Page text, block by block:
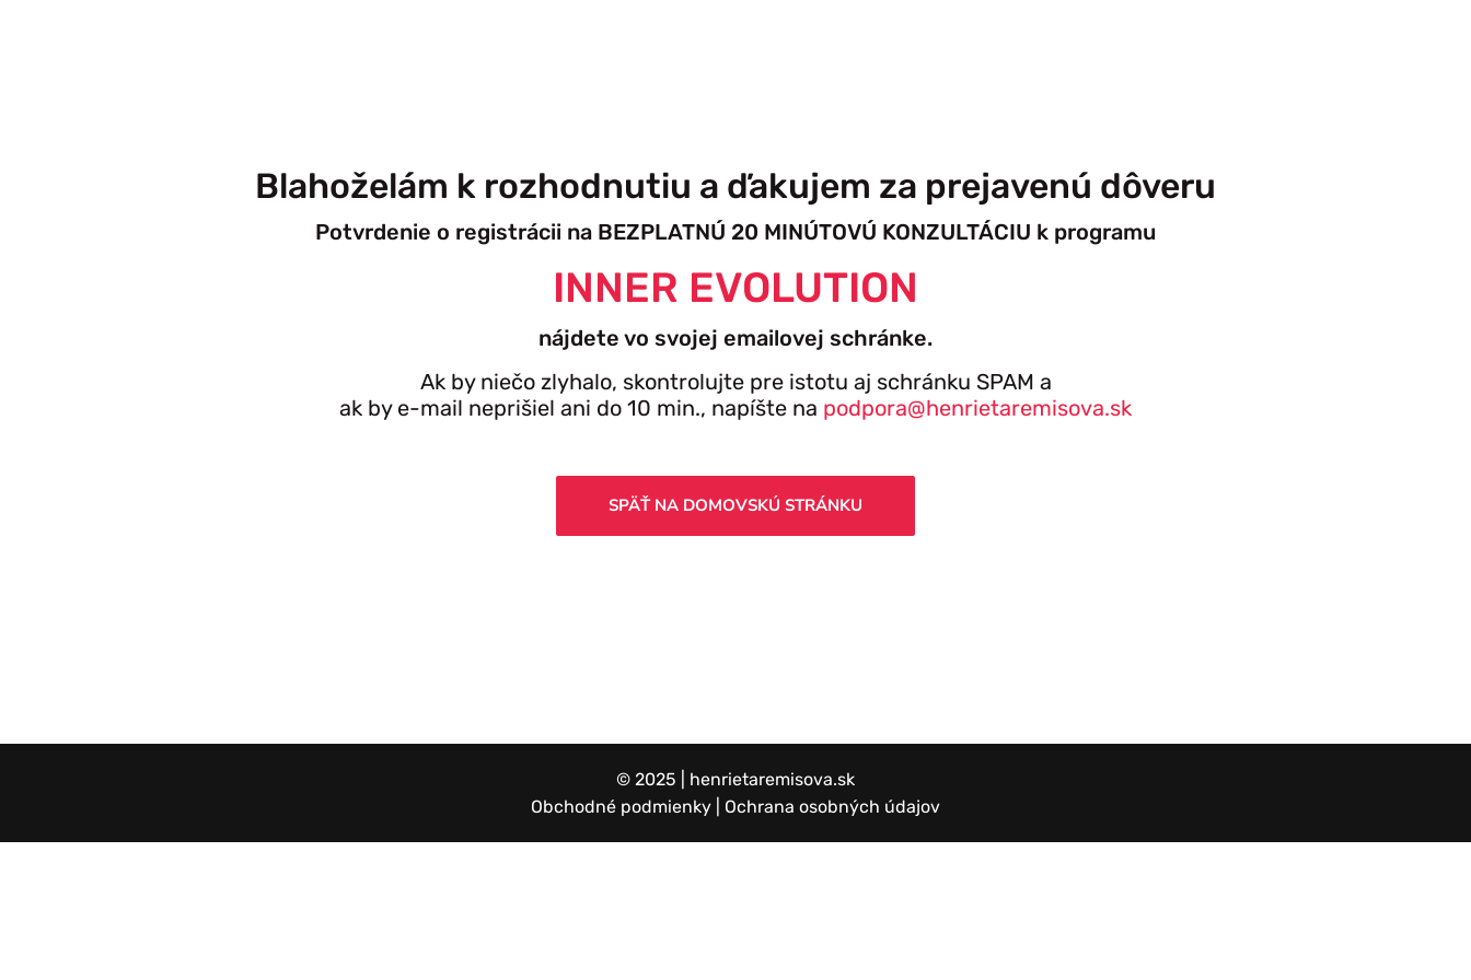
Blahoželám k rozhodnutiu a ďakujem za prejavenú dôveru
Potvrdenie o registrácii na BEZPLATNÚ 20 MINÚTOVÚ KONZULTÁCIU k programu
INNER EVOLUTION
nájdete vo svojej emailovej schránke.
Ak by niečo zlyhalo, skontrolujte pre istotu aj schránku SPAM a
ak by e-mail neprišiel ani do 10 min., napíšte na podpora@henrietaremisova.sk
SPÄŤ NA DOMOVSKÚ STRÁNKU
© 2025 | henrietaremisova.sk
Obchodné podmienky
Ochrana osobných údajov